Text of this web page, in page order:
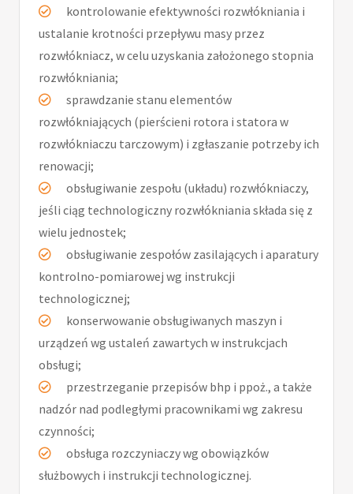
kontrolowanie efektywności rozwłókniania i
ustalanie krotności przepływu masy przez
rozwłókniacz, w celu uzyskania założonego stopnia
rozwłókniania;
sprawdzanie stanu elementów
rozwłókniających (pierścieni rotora i statora w
rozwłókniaczu tarczowym) i zgłaszanie potrzeby ich
renowacji;
obsługiwanie zespołu (układu) rozwłókniaczy,
jeśli ciąg technologiczny rozwłókniania składa się z
wielu jednostek;
obsługiwanie zespołów zasilających i aparatury
kontrolno-pomiarowej wg instrukcji
technologicznej;
konserwowanie obsługiwanych maszyn i
urządzeń wg ustaleń zawartych w instrukcjach
obsługi;
przestrzeganie przepisów bhp i ppoż., a także
nadzór nad podległymi pracownikami wg zakresu
czynności;
obsługa rozczyniaczy wg obowiązków
służbowych i instrukcji technologicznej.